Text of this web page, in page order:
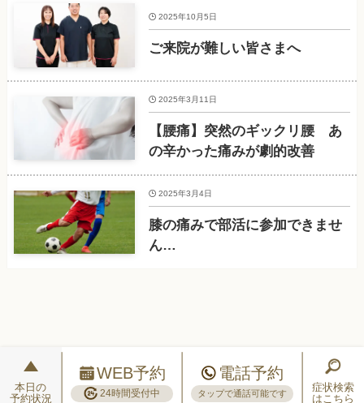
ご来院が難しい皆さまへ
2025年10月5日
【腰痛】突然のギックリ腰 あ
の辛かった痛みが劇的改善
2025年3月11日
膝の痛みで部活に参加できませ
ん…
2025年3月4日
本日の
予約状況
WEB予約
24時間受付中
電話予約
タップで通話可能です
症状検索
はこちら